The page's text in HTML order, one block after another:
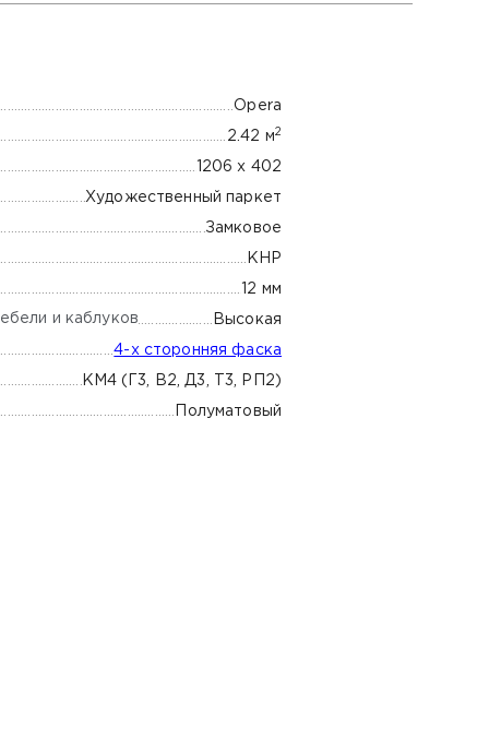
Opera
2.42 м2
1206 х 402
Художественный паркет
Замковое
КНР
12 мм
и каблуков Высокая
4-х сторонняя фаска
КМ4 (Г3, В2, Д3, Т3, РП2)
Полуматовый